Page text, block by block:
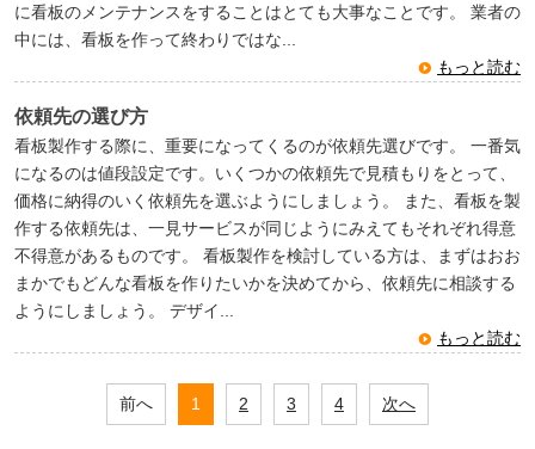
に看板のメンテナンスをすることはとても大事なことです。 業者の
中には、看板を作って終わりではな...
もっと読む
依頼先の選び方
看板製作する際に、重要になってくるのが依頼先選びです。 一番気
になるのは値段設定です。いくつかの依頼先で見積もりをとって、
価格に納得のいく依頼先を選ぶようにしましょう。 また、看板を製
作する依頼先は、一見サービスが同じようにみえてもそれぞれ得意
不得意があるものです。 看板製作を検討している方は、まずはおお
まかでもどんな看板を作りたいかを決めてから、依頼先に相談する
ようにしましょう。 デザイ...
もっと読む
前へ 1 2 3 4 次へ